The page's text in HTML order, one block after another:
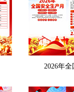
2026年